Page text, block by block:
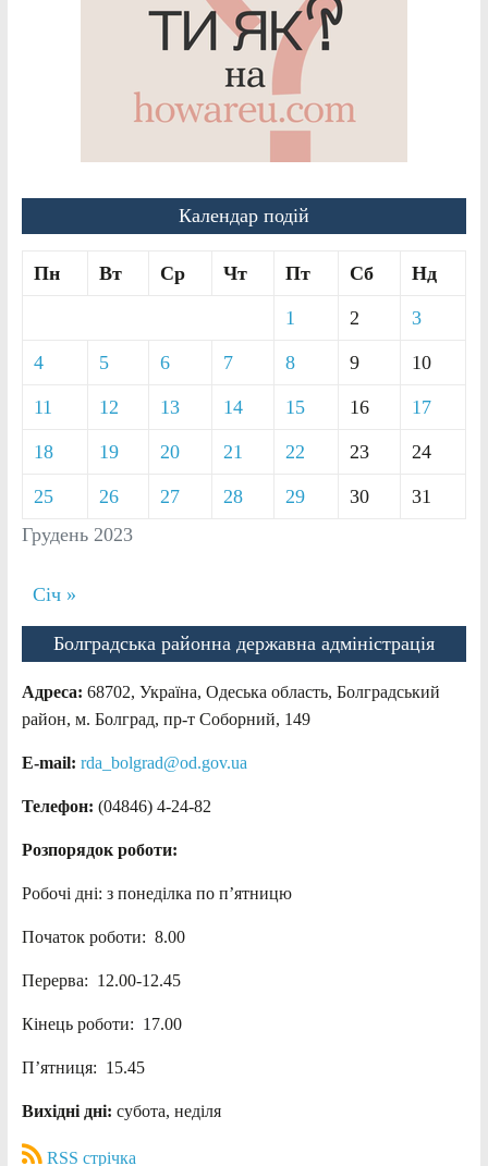
Календар подій
Грудень 2023
Пн Вт Ср Чт Пт Сб Нд
1 2 3
4 5 6 7 8 9 10
11 12 13 14 15 16 17
18 19 20 21 22 23 24
25 26 27 28 29 30 31
Січ »
Болградська районна державна адміністрація
Адреса: 68702, Україна, Одеська область, Болградський
район, м. Болград, пр-т Соборний, 149
E-mail: rda_bolgrad@od.gov.ua
Телефон: (04846) 4-24-82
Розпорядок роботи:
Робочі дні: з понеділка по п’ятницю
Початок роботи: 8.00
Перерва: 12.00-12.45
Кінець роботи: 17.00
П’ятниця: 15.45
Вихідні дні: субота, неділя
RSS стрічка